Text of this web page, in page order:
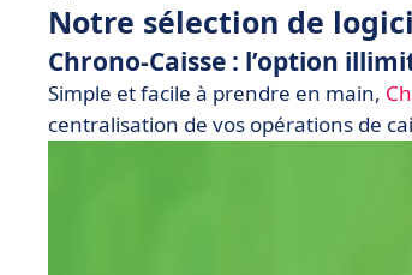
Notre sélection de
Chrono-Caisse : l’option
Simple et facile à prendre en main,
centralisation de vos opérations de